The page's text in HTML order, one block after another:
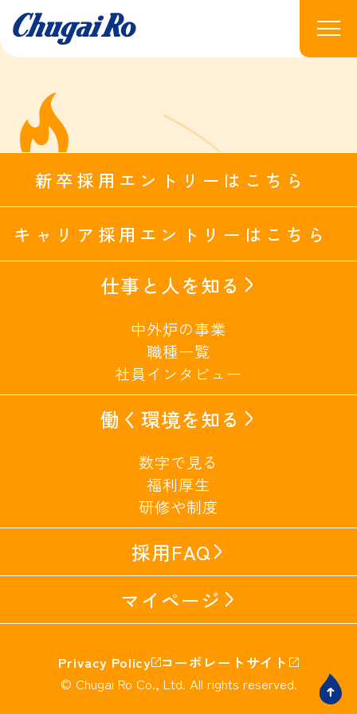
新卒採用エントリーはこちら
キャリア採用エントリーはこちら
仕事と人を知る
中外炉の事業
職種一覧
社員インタビュー
働く環境を知る
数字で見る
福利厚生
研修や制度
採用FAQ
マイページ
Privacy Policy コーポレートサイト
© Chugai Ro Co., Ltd. All rights reserved.